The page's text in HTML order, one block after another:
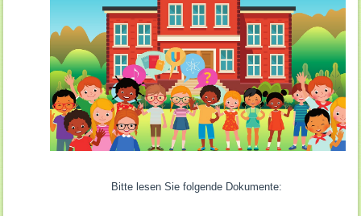
Bitte lesen Sie folgende Dokumente: